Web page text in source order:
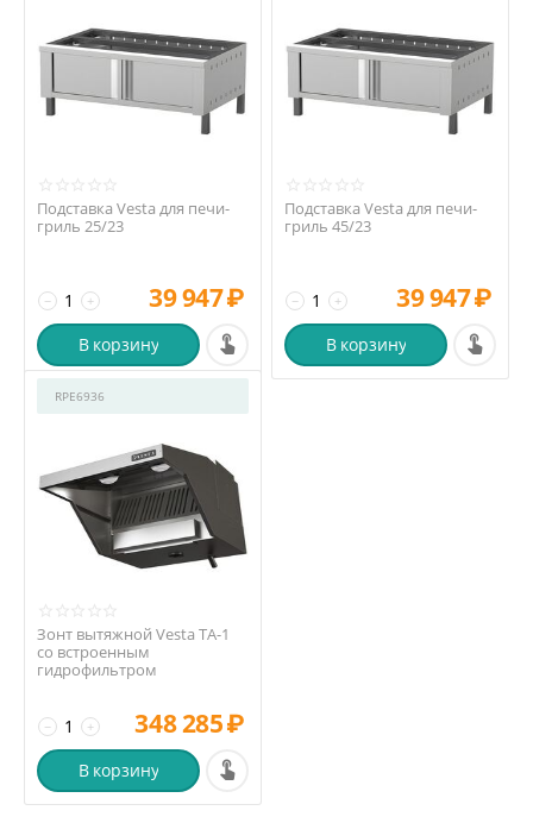
Подставка Vesta для печи-
гриль 25/23
+
− 39 947₽
В корзину
Подставка Vesta для печи-
гриль 45/23
+
− 39 947₽
В корзину
RPE6936
Зонт вытяжной Vesta ТА-1
со встроенным
гидрофильтром
+
− 348 285₽
В корзину